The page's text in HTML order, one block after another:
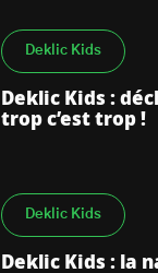
Deklic Kids
Deklic Kids :
trop c’est trop !
Deklic Kids
Deklic Kids : la